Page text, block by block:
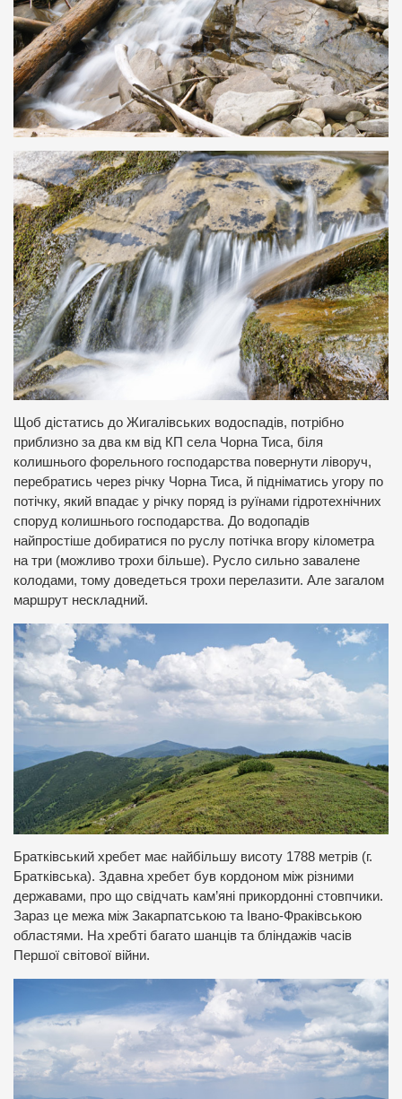
Щоб дістатись до Жигалівських водоспадів, потрібно
приблизно за два км від КП села Чорна Тиса, біля
колишнього форельного господарства повернути ліворуч,
перебратись через річку Чорна Тиса, й підніматись угору по
потічку, який впадає у річку поряд із руїнами гідротехнічних
споруд колишнього господарства. До водопадів
найпростіше добиратися по руслу потічка вгору кілометра
на три (можливо трохи більше). Русло сильно завалене
колодами, тому доведеться трохи перелазити. Але загалом
маршрут нескладний.
Братківський хребет має найбільшу висоту 1788 метрів (г.
Братківська). Здавна хребет був кордоном між різними
державами, про що свідчать кам’яні прикордонні стовпчики.
Зараз це межа між Закарпатською та Івано-Фраківською
областями. На хребті багато шанців та бліндажів часів
Першої світової війни.